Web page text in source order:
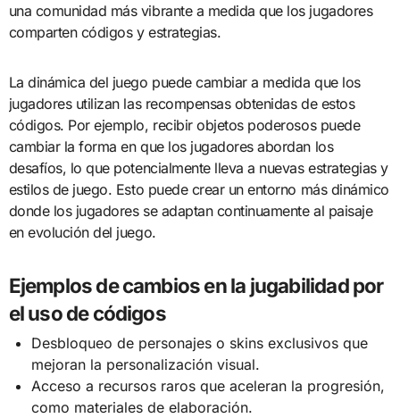
una comunidad más vibrante a medida que los jugadores
comparten códigos y estrategias.
La dinámica del juego puede cambiar a medida que los
jugadores utilizan las recompensas obtenidas de estos
códigos. Por ejemplo, recibir objetos poderosos puede
cambiar la forma en que los jugadores abordan los
desafíos, lo que potencialmente lleva a nuevas estrategias y
estilos de juego. Esto puede crear un entorno más dinámico
donde los jugadores se adaptan continuamente al paisaje
en evolución del juego.
Ejemplos de cambios en la jugabilidad por
el uso de códigos
Desbloqueo de personajes o skins exclusivos que
mejoran la personalización visual.
Acceso a recursos raros que aceleran la progresión,
como materiales de elaboración.